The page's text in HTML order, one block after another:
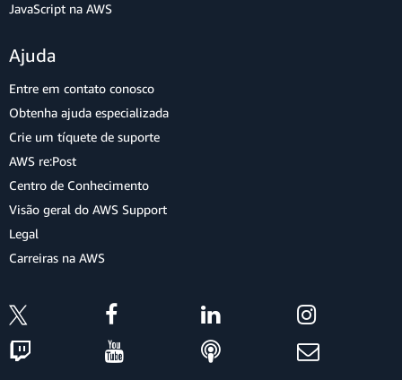
JavaScript na AWS
Ajuda
Entre em contato conosco
Obtenha ajuda especializada
Crie um tíquete de suporte
AWS re:Post
Centro de Conhecimento
Visão geral do AWS Support
Legal
Carreiras na AWS